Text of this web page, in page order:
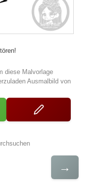
diese Malvorlage
Ausmalbild von
→